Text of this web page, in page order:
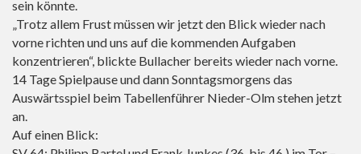
sein könnte.
„Trotz allem Frust müssen wir jetzt den Blick wieder nach
vorne richten und uns auf die kommenden Aufgaben
konzentrieren“, blickte Bullacher bereits wieder nach vorne.
14 Tage Spielpause und dann Sonntagsmorgens das
Auswärtsspiel beim Tabellenführer Nieder-Olm stehen jetzt
an.
Auf einen Blick: